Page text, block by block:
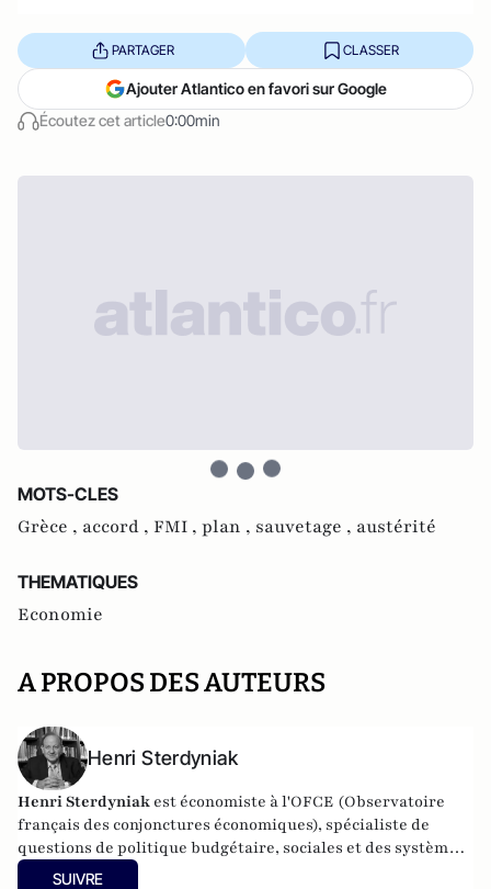
Écoutez cet article0:00min
PARTAGER CLASSER
Ajouter Atlantico en favori sur Google
MOTS-CLES
Grèce , accord , FMI , plan , sauvetage , austérité
THEMATIQUES
Economie
A PROPOS DES AUTEURS
Henri Sterdyniak
Henri Sterdyniak est économiste à l'OFCE (Observatoire
français des conjonctures économiques), spécialiste de
questions de politique budgétaire, sociales et des systèmes
de retraite.
SUIVRE